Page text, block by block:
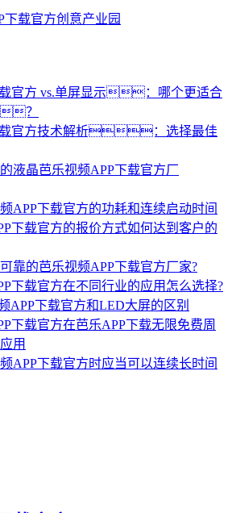
下载官方创意产业园
载官方 vs.单屏显示：哪个更适合
？
载官方技术解析：选择最佳
液晶芭乐视频APP下载官方厂
APP下载官方的功耗和连续启动时间
下载官方的报价方式如何达到客户的
靠的芭乐视频APP下载官方厂家?
下载官方在不同行业的应用怎么选择?
APP下载官方和LED大屏的区别
下载官方在芭乐APP下载无限免费周
用
APP下载官方时应当可以连续长时间